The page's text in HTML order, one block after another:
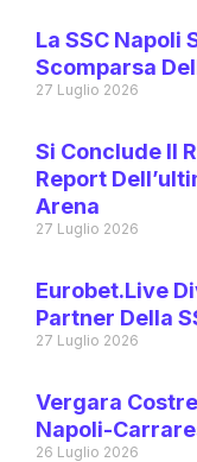
La SSC Napoli
Scomparsa
27 Luglio 2026
Si Conclude Il
Report
Arena
27 Luglio 2026
Eurobet.live
Partner Della
27 Luglio 2026
Vergara
Napoli-
26 Luglio 2026